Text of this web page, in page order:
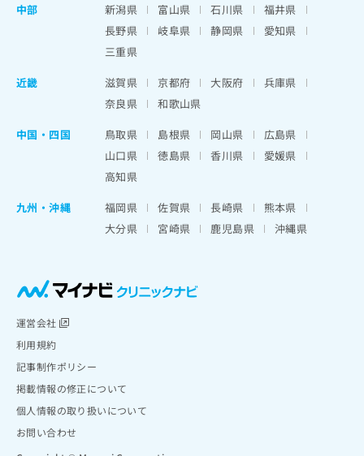
中部
新潟県 富山県 石川県
福井県
長野県
岐阜県 静岡県
愛知県
三重県
近畿
滋賀県 京都府 大阪府
兵庫県
奈良県
和歌山県
中国・四国
鳥取県 島根県 岡山県
広島県
山口県
徳島県 香川県
愛媛県
高知県
九州・沖縄
福岡県 佐賀県 長崎県
熊本県
大分県
宮崎県 鹿児島県 沖縄県
運営会社
利用規約
記事制作ポリシー
掲載情報の修正について
個人情報の取り扱いについて
お問い合わせ